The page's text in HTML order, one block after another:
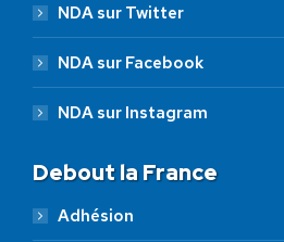
NDA sur Twitter
NDA sur Facebook
NDA sur Instagram
Debout la France
Adhésion